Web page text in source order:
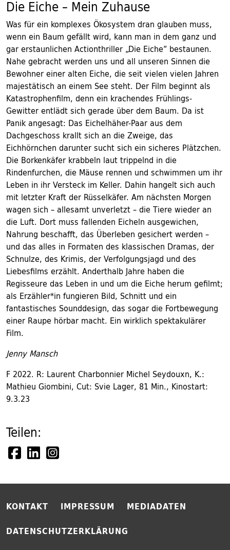
Die Eiche – Mein Zuhause
Was für ein komplexes Ökosystem dran glauben muss,
wenn ein Baum gefällt wird, kann man in dem ganz und
gar erstaunlichen Actionthriller „Die Eiche” bestaunen.
Nahe gebracht werden uns und all unseren Sinnen die
Bewohner einer alten Eiche, die seit vielen vielen Jahren
majestätisch an einem See steht. Der Film beginnt als
Katastrophenfilm, denn ein krachendes Frühlings-
Gewitter entlädt sich gerade über dem Baum. Da ist
Panik angesagt: Das Eichelhäher-Paar aus dem
Dachgeschoss krallt sich an die Zweige, das
Eichhörnchen darunter sucht sich ein sicheres Plätzchen.
Die Borkenkäfer krabbeln laut trippelnd in die
Rindenfurchen, die Mäuse rennen und schwimmen um ihr
Leben in ihr Versteck im Keller. Dahin hangelt sich auch
mit letzter Kraft der Rüsselkäfer. Am nächsten Morgen
wagen sich – allesamt unverletzt – die Tiere wieder an
die Luft. Dort muss fallenden Eicheln ausgewichen,
Nahrung beschafft, das Überleben gesichert werden –
und das alles in Formaten des klassischen Dramas, der
Schnulze, des Krimis, der Verfolgungsjagd und des
Liebesfilms erzählt. Anderthalb Jahre haben die
Regisseure das Leben in und um die Eiche herum gefilmt;
als Erzähler*in fungieren Bild, Schnitt und ein
fantastisches Sounddesign, das sogar die Fortbewegung
einer Raupe hörbar macht. Ein wirklich spektakulärer
Film.
Jenny Mansch
F 2022. R: Laurent Charbonnier Michel Seydouxn, K.:
Mathieu Giombini, Cut: Svie Lager, 81 Min., Kinostart:
9.3.23
Teilen:
KONTAKT IMPRESSUM
MEDIADATEN
DATENSCHUTZERKLÄRUNG